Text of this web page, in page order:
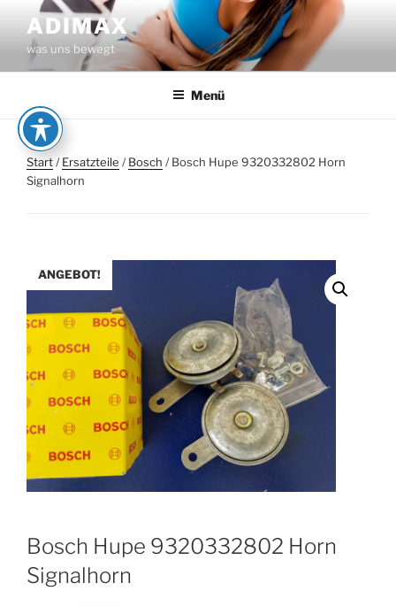
Inhalt
springen
ADIMAX
was uns bewegt
Menü
Start/Ersatzteile /Bosch / Bosch Hupe 9320332802 Horn
Signalhorn
ANGEBOT!
Bosch Hupe 9320332802 Horn
Signalhorn